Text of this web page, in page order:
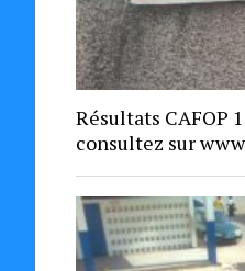
Résultats CAFOP
consultez sur